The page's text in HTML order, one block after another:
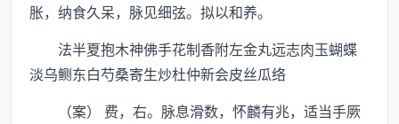
胀，纳食久呆，脉见细弦。拟以和养。
法半夏抱木神佛手花制香附左金丸远志肉玉蝴蝶
淡乌鲗东白芍桑寄生炒杜仲新会皮丝瓜络
（案） 费，右。脉息滑数，怀麟有兆，适当手厥